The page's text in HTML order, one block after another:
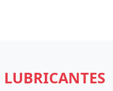
LUBRICANTES